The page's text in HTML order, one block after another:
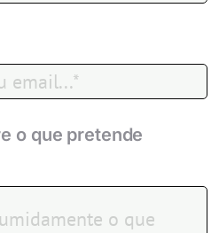
o que pretende